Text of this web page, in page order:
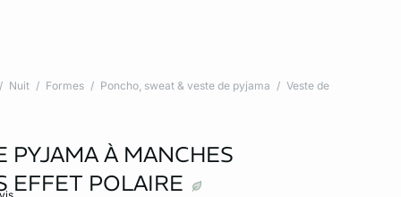
Nuit Formes Poncho, sweat & veste de pyjama
Veste de
PYJAMA À MANCHES
EFFET POLAIRE